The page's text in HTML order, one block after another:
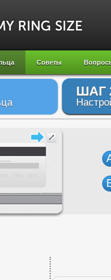
Советы
ШАГ